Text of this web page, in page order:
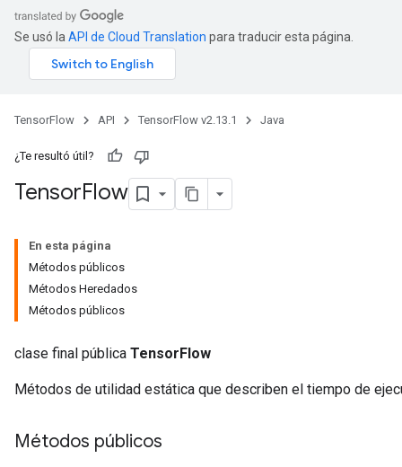
Se usó la API de Cloud Translation para traducir esta página.
TensorFlow API TensorFlow v2.13.1 Java
¿Te resultó útil?
TensorFlow
En esta página
Métodos públicos
Métodos Heredados
Métodos públicos
clase final pública TensorFlow
Métodos de utilidad estática que describen el tiempo de
Métodos públicos